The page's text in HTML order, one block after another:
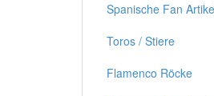
Spanische Fan
Toros / Stiere
Flamenco Röcke